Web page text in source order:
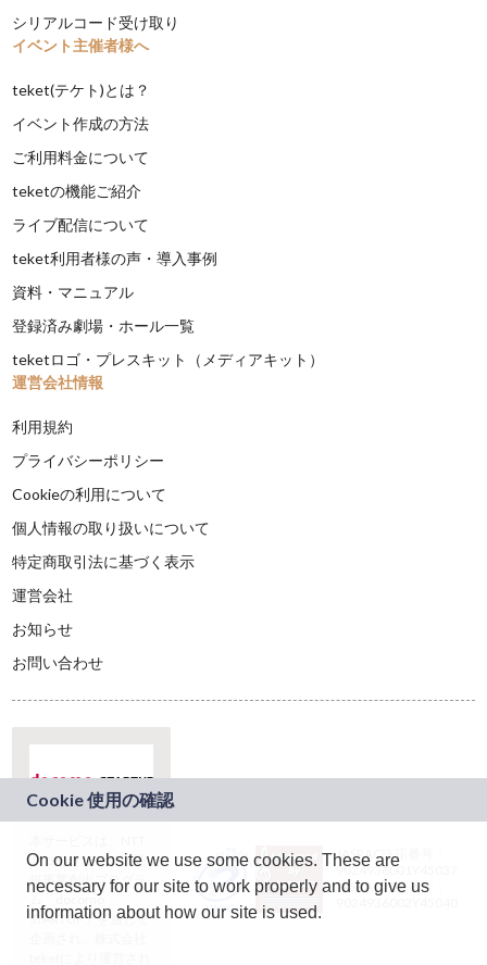
シリアルコード受け取り
イベント主催者様へ
teket(テケト)とは？
イベント作成の方法
ご利用料金について
teketの機能ご紹介
ライブ配信について
teket利用者様の声・導入事例
資料・マニュアル
登録済み劇場・ホール一覧
teketロゴ・プレスキット（メディアキット）
運営会社情報
利用規約
プライバシーポリシー
Cookieの利用について
個人情報の取り扱いについて
特定商取引法に基づく表示
運営会社
お知らせ
お問い合わせ
ドコモグループの新
規事業創出プログラ
ム「docomo
STARTUP」を通じて
JASRAC許諾番号：
9024936001Y45037
JASRAC許諾番号：
On our website we use some cookies. These are
necessary for our site to work properly and to give us
information about how our site is used.